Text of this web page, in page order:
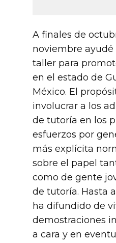
A finales de
noviembre ayudé
taller para
en el estado de
México. El
involucrar a los
de tutoría en los
esfuerzos por
más explícita
sobre el papel
como de gente
de tutoría. Hasta
ha difundido de
demostraciones
a cara y en